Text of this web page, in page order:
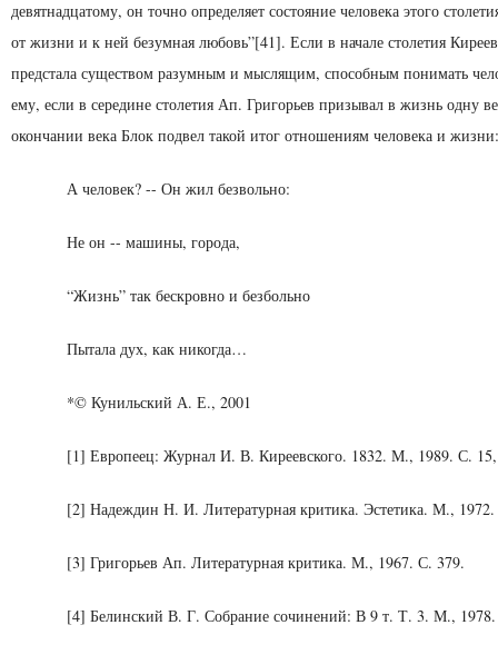
девятнадцатому, он точно опре­деляет состояние человека этого
от жизни и к ней безумная любовь”[41]. Если в начале столе­тия
предстала существом разумным и мыслящим, способным понимать
ему, если в середине столетия Ап. Григорьев призывал в жизнь одну
окончании века Блок подвел такой итог отношениям человека и жизни:
А человек? -- Он жил безвольно:
Не он -- машины, города,
“Жизнь” так бескровно и безбольно
Пытала дух, как никогда…
*© Кунильский А. Е., 2001
[1] Европеец: Журнал И. В. Киреевского. 1832. М., 1989. С.
[2] Надеждин Н. И. Литературная критика. Эстетика. М.,
[3] Григорьев Ап. Литературная критика. М., 1967. С. 379.
[4] Белинский В. Г. Собрание сочинений: В 9 т. Т. 3. М.,